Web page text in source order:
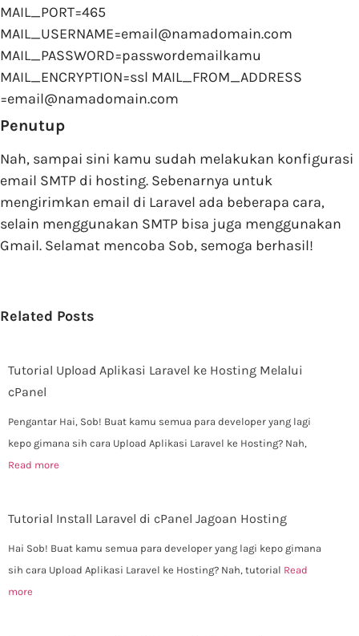
MAIL_PORT=465
MAIL_USERNAME=email@namadomain.com
MAIL_PASSWORD=passwordemailkamu
MAIL_ENCRYPTION=ssl MAIL_FROM_ADDRESS
=email@namadomain.com
Penutup
Nah, sampai sini kamu sudah melakukan konfigurasi
email SMTP di hosting. Sebenarnya untuk
mengirimkan email di Laravel ada beberapa cara,
selain menggunakan SMTP bisa juga menggunakan
Gmail. Selamat mencoba Sob, semoga berhasil!
Related Posts
Tutorial Upload Aplikasi Laravel ke Hosting Melalui
cPanel
Pengantar Hai, Sob! Buat kamu semua para developer yang lagi
kepo gimana sih cara Upload Aplikasi Laravel ke Hosting? Nah,
Read more
Tutorial Install Laravel di cPanel Jagoan Hosting
Hai Sob! Buat kamu semua para developer yang lagi kepo gimana
sih cara Upload Aplikasi Laravel ke Hosting? Nah, tutorial Read
more